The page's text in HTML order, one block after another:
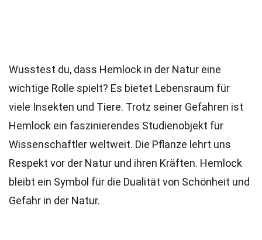
Wusstest du, dass Hemlock in der Natur eine
wichtige Rolle spielt? Es bietet Lebensraum für
viele Insekten und Tiere. Trotz seiner Gefahren ist
Hemlock ein faszinierendes Studienobjekt für
Wissenschaftler weltweit. Die Pflanze lehrt uns
Respekt vor der Natur und ihren Kräften. Hemlock
bleibt ein Symbol für die Dualität von Schönheit und
Gefahr in der Natur.